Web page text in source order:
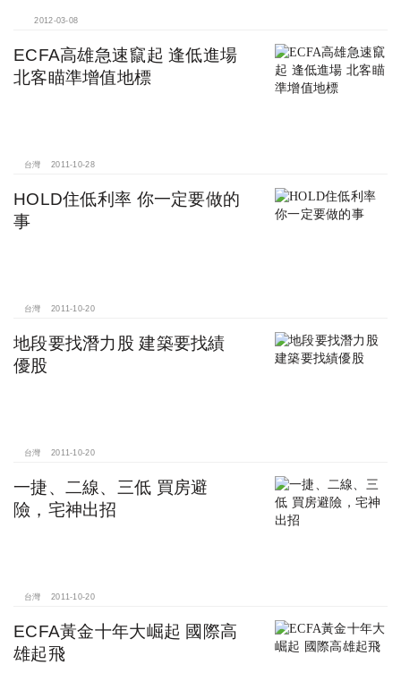
2012-03-08
ECFA高雄急速竄起 逢低進場
北客瞄準增值地標
台灣 2011-10-28
HOLD住低利率 你一定要做的
事
台灣 2011-10-20
地段要找潛力股 建築要找績
優股
台灣 2011-10-20
一捷、二線、三低 買房避
險，宅神出招
台灣 2011-10-20
ECFA黃金十年大崛起 國際高
雄起飛